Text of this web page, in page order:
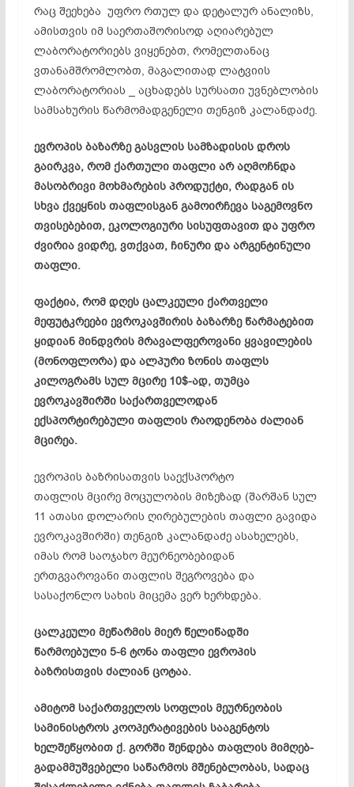
რაც შეეხება უფრო რთულ და დეტალურ ანალიზს,
ამისთვის იმ საერთაშორისოდ აღიარებულ
ლაბორატორიებს ვიყენებთ, რომელთანაც
ვთანამშრომლობთ, მაგალითად ლატვიის
ლაბორატორიას _ აცხადებს სურსათი უვნებლობის
სამსახურის წარმომადგენელი თენგიზ კალანდაძე.
ევროპის ბაზარზე გასვლის სამზადისის დროს
გაირკვა, რომ ქართული თაფლი არ აღმოჩნდა
მასობრივი მოხმარების პროდუქტი, რადგან ის
სხვა ქვეყნის თაფლისგან გამოირჩევა საგემოვნო
თვისებებით, ეკოლოგიური სისუფთავით და უფრო
ძვირია ვიდრე, ვთქვათ, ჩინური და არგენტინული
თაფლი.
ფაქტია, რომ დღეს ცალკეული ქართველი
მეფუტკრეები ევროკავშირის ბაზარზე წარმატებით
ყიდიან მინდვრის მრავალფეროვანი ყვავილების
(მონოფლორა) და ალპური ზონის თაფლს
კილოგრამს სულ მცირე 10$-ად, თუმცა
ევროკავშირში საქართველოდან
ექსპორტირებული თაფლის რაოდენობა ძალიან
მცირეა.
ევროპის ბაზრისათვის საექსპორტო
თაფლის მცირე მოცულობის მიზეზად (შარშან სულ
11 ათასი დოლარის ღირებულების თაფლი გავიდა
ევროკავშირში) თენგიზ კალანდაძე ასახელებს,
იმას რომ საოჯახო მეურნეობებიდან
ერთგვაროვანი თაფლის შეგროვება და
სასაქონლო სახის მიცემა ვერ ხერხდება.
ცალკეული მეწარმის მიერ წელიწადში
წარმოებული 5-6 ტონა თაფლი ევროპის
ბაზრისთვის ძალიან ცოტაა.
ამიტომ საქართველოს სოფლის მეურნეობის
სამინისტროს კოოპერატივების სააგენტოს
ხელშეწყობით ქ. გორში შენდება თაფლის მიმღებ-
გადამმუშვებელისაწარმოს მშენებლობას, სადაც